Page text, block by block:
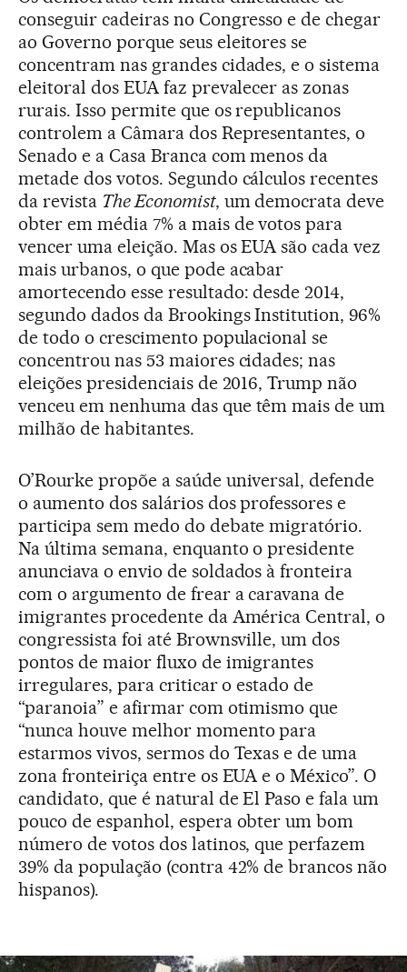
conseguir cadeiras no Congresso e de chegar
ao Governo porque seus eleitores se
concentram nas grandes cidades, e o sistema
eleitoral dos EUA faz prevalecer as zonas
rurais. Isso permite que os republicanos
controlem a Câmara dos Representantes, o
Senado e a Casa Branca com menos da
metade dos votos. Segundo cálculos recentes
da revista The Economist, um democrata deve
obter em média 7% a mais de votos para
vencer uma eleição. Mas os EUA são cada vez
mais urbanos, o que pode acabar
amortecendo esse resultado: desde 2014,
segundo dados da Brookings Institution, 96%
de todo o crescimento populacional se
concentrou nas 53 maiores cidades; nas
eleições presidenciais de 2016, Trump não
venceu em nenhuma das que têm mais de um
milhão de habitantes.
O’Rourke propõe a saúde universal, defende
o aumento dos salários dos professores e
participa sem medo do debate migratório.
Na última semana, enquanto o presidente
anunciava o envio de soldados à fronteira
com o argumento de frear a caravana de
imigrantes procedente da América Central, o
congressista foi até Brownsville, um dos
pontos de maior fluxo de imigrantes
irregulares, para criticar o estado de
“paranoia” e afirmar com otimismo que
“nunca houve melhor momento para
estarmos vivos, sermos do Texas e de uma
zona fronteiriça entre os EUA e o México”. O
candidato, que é natural de El Paso e fala um
pouco de espanhol, espera obter um bom
número de votos dos latinos, que perfazem
39% da população (contra 42% de brancos não
hispanos).